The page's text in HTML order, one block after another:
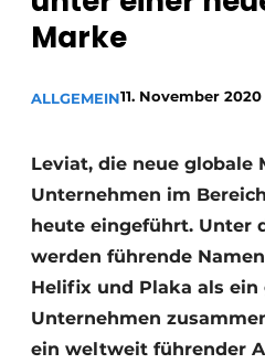
Podcasts
Datenschutz / Cookie-
Ein Stellenangebot
Marke
ALLGEMEIN11. November 2020
Leviat, die neue globale
Unternehmen im
heute eingeführt. Unter
werden führende
Helifix und Plaka als ein
Unternehmen
ein weltweit führender